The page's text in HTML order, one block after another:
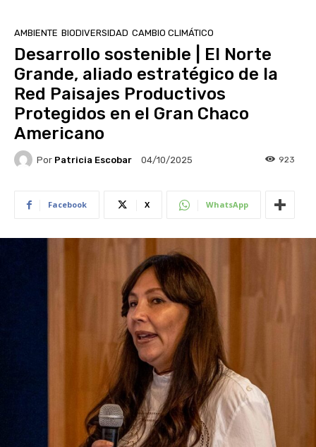
AMBIENTE BIODIVERSIDAD CAMBIO CLIMÁTICO
Desarrollo sostenible | El Norte
Grande, aliado estratégico de la
Red Paisajes Productivos
Protegidos en el Gran Chaco
Americano
Por Patricia Escobar 04/10/2025 923
Facebook X WhatsApp